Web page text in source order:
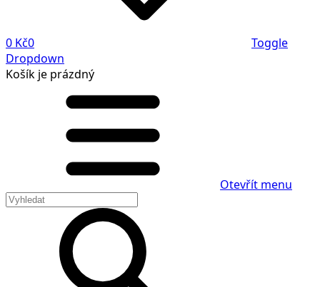
0 Kč0
Toggle
Dropdown
Košík je prázdný
Otevřít menu